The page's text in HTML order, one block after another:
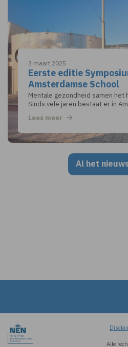
3 maart 2025
Eerste editie
Amsterdamse School
Mentale gezondheid samen het
Sinds vele jaren bestaat er in
Lees meer
Al het
Alle